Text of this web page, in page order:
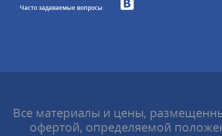
Часто задаваемые вопросы
Все материалы и цены,
офертой, определяемой